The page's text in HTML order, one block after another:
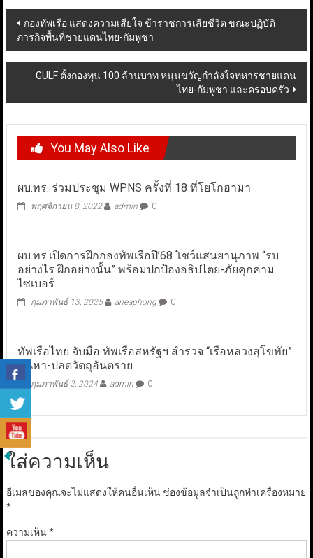
Post
navigation
กองทัพเรือ แสดงความเสียใจ ข้าราชการเสียชีวิต ขณะปฏิบัติ
ภารกิจพื้นที่ชายแดนไทย-กัมพูชา
GULF ตั้งกองทุน 100 ล้านบาท หนุนขวัญกำลังใจทหารชายแดน
ไทย-กัมพูชา และครอบครัว
You May Also Like
ผบ.ทร. ร่วมประชุม WPNS ครั้งที่ 18 ที่โยโกฮามา
พฤศจิกายน 8, 2022 admin 0
ผบ.ทร.เปิดการฝึกกองทัพเรือปี’68 โชว์แสนยานุภาพ “รบ
อย่างไร ฝึกอย่างนั้น” พร้อมปกป้องอธิปไตย-ภัยคุกคาม
ไซเบอร์
กุมภาพันธ์ 13, 2025 aneaphong 0
ทัพเรือไทย จับมือ ทัพเรือสหรัฐฯ สำรวจ “เรือหลวงสุโขทัย”
ค้นหา-ปลดวัตถุอันตราย
กุมภาพันธ์ 2, 2024 admin 0
ใส่ความเห็น
อีเมลของคุณจะไม่แสดงให้คนอื่นเห็น ช่องข้อมูลจำเป็นถูกทำเครื่องหมาย
*
ความเห็น*